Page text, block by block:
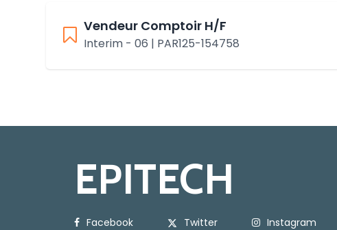
Vendeur Comptoir H/F
Interim - 06 | PAR125-154758
EPITECH
Facebook Twitter Instagram